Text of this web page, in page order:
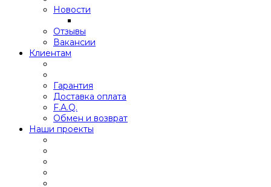
Новости
Отзывы
Вакансии
Клиентам
Гарантия
Доставка оплата
F.A.Q.
Обмен и возврат
Наши проекты